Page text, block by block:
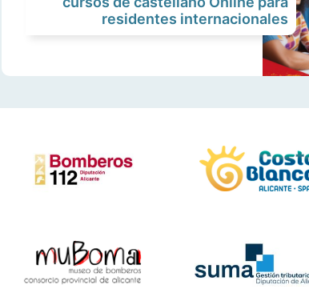
residentes internacionales